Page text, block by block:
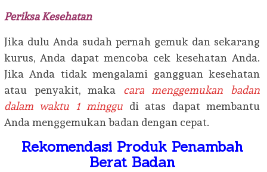
Periksa Kesehatan
Jika dulu Anda sudah pernah gemuk dan sekarang
kurus, Anda dapat mencoba cek kesehatan Anda.
Jika Anda tidak mengalami gangguan kesehatan
atau penyakit, maka cara menggemukan badan
dalam waktu 1 minggu di atas dapat membantu
Anda menggemukan badan dengan cepat.
Rekomendasi Produk Penambah
Berat Badan